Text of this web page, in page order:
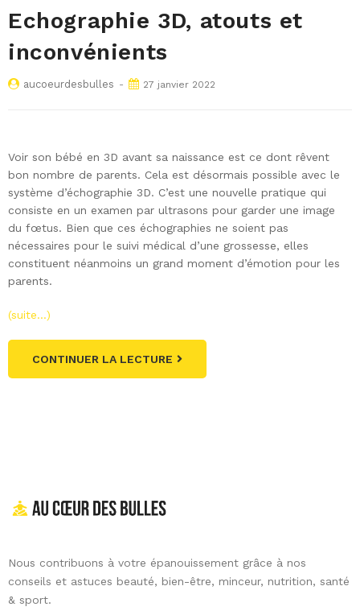
Echographie 3D, atouts et
inconvénients
aucoeurdesbulles 27 janvier 2022
Voir son bébé en 3D avant sa naissance est ce dont rêvent
bon nombre de parents. Cela est désormais possible avec le
système d’échographie 3D. C’est une nouvelle pratique qui
consiste en un examen par ultrasons pour garder une image
du fœtus. Bien que ces échographies ne soient pas
nécessaires pour le suivi médical d’une grossesse, elles
constituent néanmoins un grand moment d’émotion pour les
parents.
(suite…)
CONTINUER LA LECTURE
Nous contribuons à votre épanouissement grâce à nos
conseils et astuces beauté, bien-être, minceur, nutrition, santé
& sport.